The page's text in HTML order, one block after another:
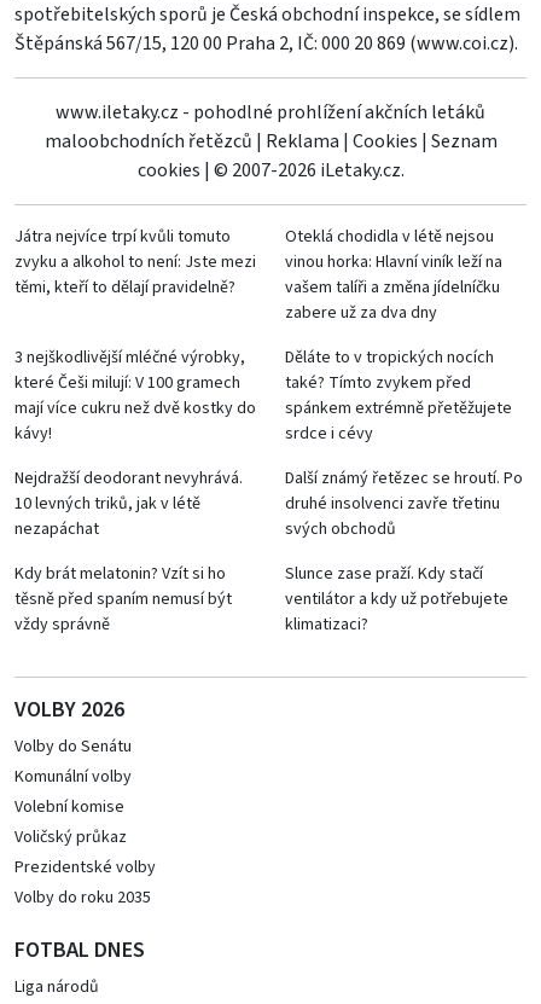
spotřebitelských sporů je Česká obchodní inspekce, se sídlem
Štěpánská 567/15, 120 00 Praha 2, IČ: 000 20 869 (www.coi.cz).
www.iletaky.cz - pohodlné prohlížení akčních letáků
maloobchodních řetězců | Reklama | Cookies | Seznam
cookies | © 2007-2026 iLetaky.cz.
Játra nejvíce trpí kvůli tomuto
zvyku a alkohol to není: Jste mezi
těmi, kteří to dělají pravidelně?
Oteklá chodidla v létě nejsou
vinou horka: Hlavní viník leží na
vašem talíři a změna jídelníčku
zabere už za dva dny
3 nejškodlivější mléčné výrobky,
které Češi milují: V 100 gramech
mají více cukru než dvě kostky do
kávy!
Děláte to v tropických nocích
také? Tímto zvykem před
spánkem extrémně přetěžujete
srdce i cévy
Nejdražší deodorant nevyhrává.
10 levných triků, jak v létě
nezapáchat
Další známý řetězec se hroutí. Po
druhé insolvenci zavře třetinu
svých obchodů
Kdy brát melatonin? Vzít si ho
těsně před spaním nemusí být
vždy správně
Slunce zase praží. Kdy stačí
ventilátor a kdy už potřebujete
klimatizaci?
VOLBY 2026
Volby do Senátu
Komunální volby
Volební komise
Voličský průkaz
Prezidentské volby
Volby do roku 2035
FOTBAL DNES
Liga národů